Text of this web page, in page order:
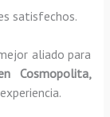
satisfechos.
aliado para
Cosmopolita,